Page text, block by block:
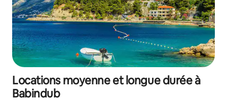
Locations moyenne et longue durée à
Babindub